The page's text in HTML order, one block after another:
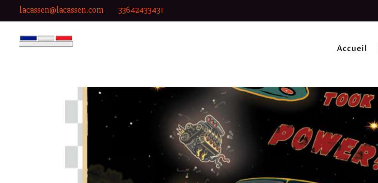
lacassen@lacassen.com 33642433431
Accueil